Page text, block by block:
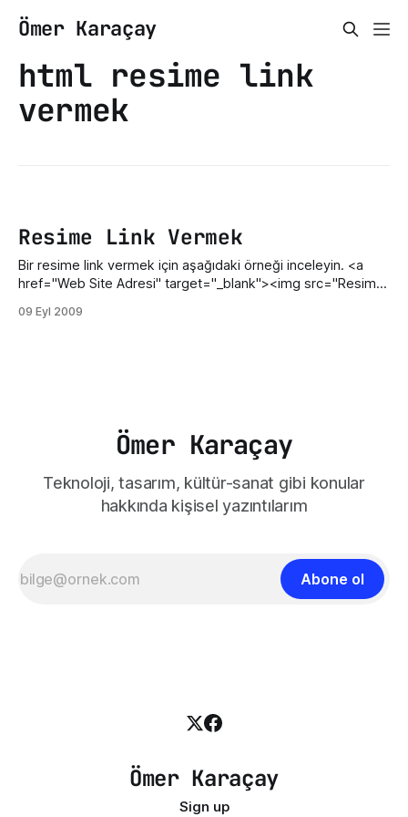
Ömer Karaçay
html resime link
vermek
Resime Link Vermek
Bir resime link vermek için aşağıdaki örneği inceleyin. <a
href="Web Site Adresi" target="_blank"><img src="Resim
height="YÜKSEKLİK" /></a> Not: Farklı pencerede açılmasını
09 Eyl 2009
Ömer Karaçay
Teknoloji, tasarım, kültür-sanat gibi konular
hakkında kişisel yazıntılarım
Abone ol
Ömer Karaçay
Sign up